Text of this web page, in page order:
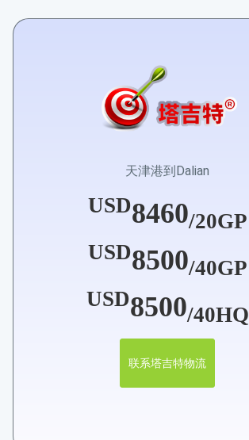
天津港到Dalian
USD8460/20GP
USD8500/40GP
USD8500/40HQ
联系塔吉特物流